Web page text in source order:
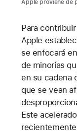
Apple proviene de
Para
Apple
se enfocará
de minorías
en su cadena
que se vean
Este